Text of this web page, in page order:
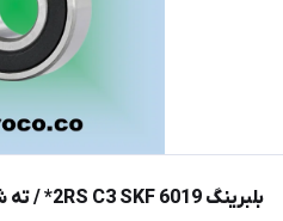
بلبرینگ 6019 2RS C3 SKF* / ته شافت جفت کن هوو